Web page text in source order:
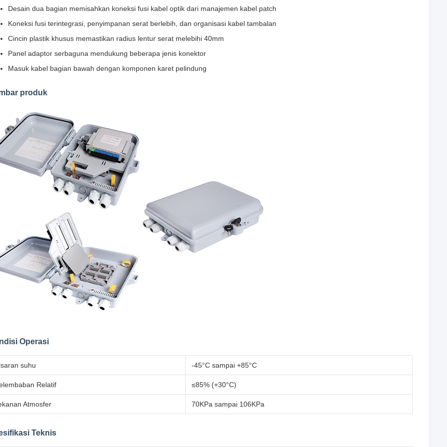
Desain dua bagian memisahkan koneksi fusi kabel optik dari manajemen kabel patch
Koneksi fusi terintegrasi, penyimpanan serat berlebih, dan organisasi kabel tambalan
Cincin plastik khusus memastikan radius lentur serat melebihi 40mm
Panel adaptor serbaguna mendukung beberapa jenis konektor
Masuk kabel bagian bawah dengan komponen karet pelindung
produk
Operasi
suhu -45°C sampai +85°C
Relatif ≤85% (+30°C)
Atmosfer 70KPa sampai 106KPa
Teknis